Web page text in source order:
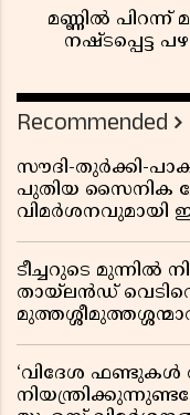
മണ്ണിൽ പിറന്ന്
നഷ്ടപ്പെട്ട
Recommended
സൗദി-തുർക്കി-
പുതിയ സൈനിക
വിമർശനവുമായി
ടീച്ചറുടെ മുന്നിൽ
തായ്‌ലൻഡ്
‘വിദേശ ഫണ്ടുകൾ